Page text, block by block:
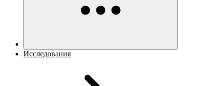
Исследования